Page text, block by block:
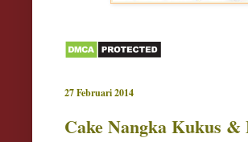
27 Februari 2014
Cake Nangka Kukus